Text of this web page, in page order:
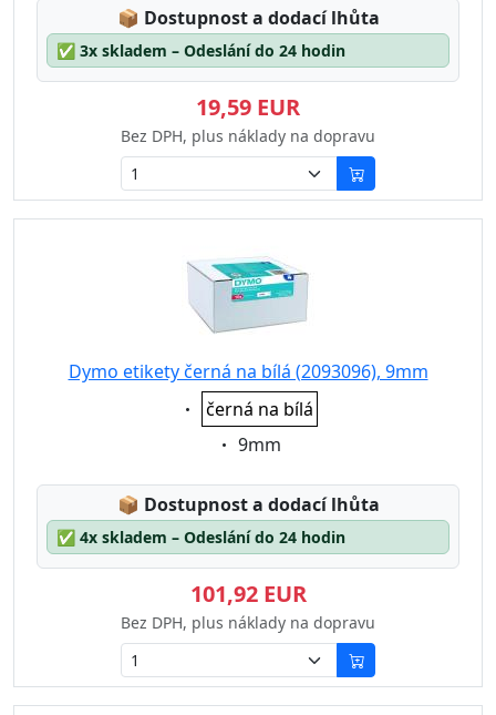
📦 Lagerstatus:
Dostupnost a dodací lhůta
✅ 3x skladem – Odeslání do 24 hodin
19,59 EUR
Bez DPH, plus náklady na dopravu
Dymo etikety černá na bílá (2093096), 9mm
Eigenschaft:
černá na bílá
Eigenschaft:
9mm
📦 Lagerstatus:
Dostupnost a dodací lhůta
✅ 4x skladem – Odeslání do 24 hodin
101,92 EUR
Bez DPH, plus náklady na dopravu